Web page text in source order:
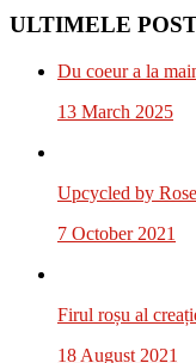
ULTIMELE
Du coeur a la
13 March 2025
Upcycled by
7 October 2021
Firul roșu al
18 August 2021